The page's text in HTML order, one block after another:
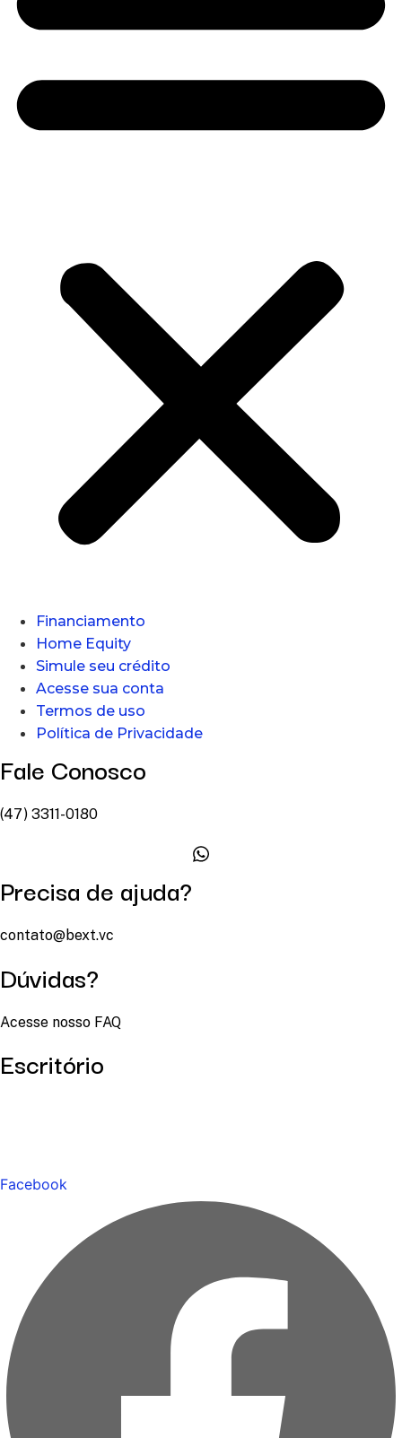
Financiamento
Home Equity
Simule seu crédito
Acesse sua conta
Termos de uso
Política de Privacidade
Fale Conosco
(47) 3311-0180
Precisa de ajuda?
contato@bext.vc
Dúvidas?
Acesse nosso FAQ
Escritório
Facebook